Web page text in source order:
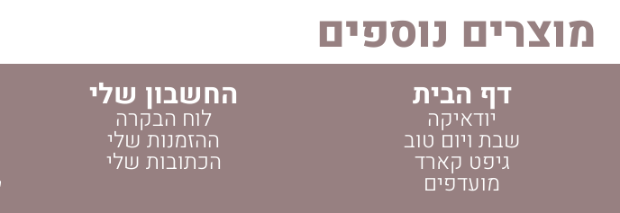
מוצרים נוספים
דף הבית
יודאיקה
שבת ויום טוב
גיפט קארד
מועדפים
החשבון שלי
לוח הבקרה
ההזמנות שלי
הכתובות שלי